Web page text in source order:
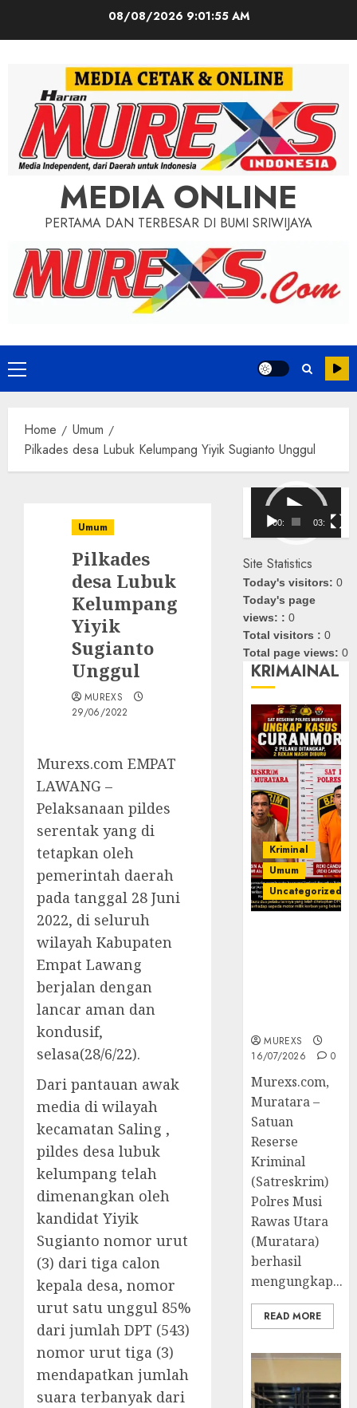
08/08/2026 9:01:56 AM
MEDIA ONLINE
PERTAMA DAN TERBESAR DI BUMI SRIWIJAYA
Primary
Menu
Home
Umum
Pilkades desa Lubuk Kelumpang Yiyik Sugianto Unggul
Umum
Pilkades
desa Lubuk
Kelumpang
Yiyik
Sugianto
Unggul
MUREXS
29/06/2022
Murexs.com EMPAT
LAWANG –
Pelaksanaan pildes
serentak yang di
tetapkan oleh
pemerintah daerah
pada tanggal 28 Juni
2022, di seluruh
wilayah Kabupaten
Empat Lawang
berjalan dengan
lancar aman dan
kondusif,
selasa(28/6/22).
Dari pantauan awak
media di wilayah
kecamatan Saling ,
pildes desa lubuk
kelumpang telah
dimenangkan oleh
kandidat Yiyik
Sugianto nomor urut
(3) dari tiga calon
kepala desa, nomor
urut satu unggul 85%
dari jumlah DPT (543)
nomor urut tiga (3)
mendapatkan jumlah
suara terbanyak dari
Pemutar
Video
00:00 03:08
Site Statistics
Today's visitors:0
Today's page
views: :0
Total visitors :0
Total page views:0
KRIMAINAL
Kriminal
Umum
Uncategorized
MUREXS
16/07/2026
0
Murexs.com,
Muratara –
Satuan
Reserse
Kriminal
(Satreskrim)
Polres Musi
Rawas Utara
(Muratara)
berhasil
mengungkap...
READ MORE